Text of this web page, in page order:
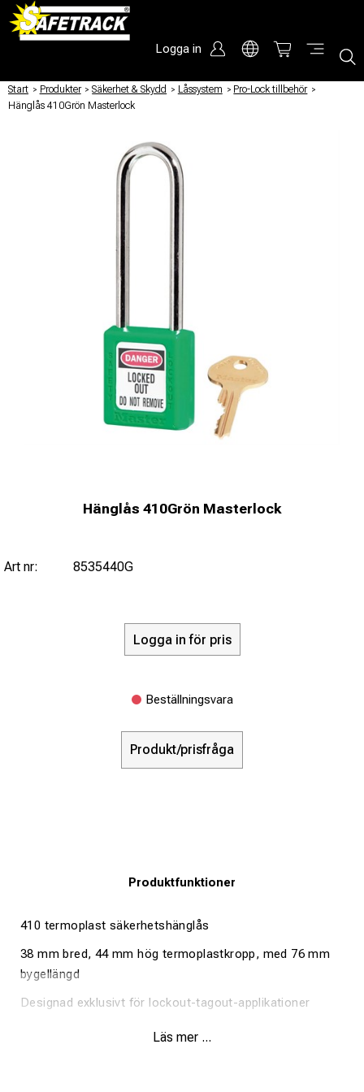
Logga in
Start / Produkter / Säkerhet & Skydd / Låssystem / Pro-Lock tillbehör /
Hänglås 410Grön Masterlock
Hänglås 410Grön Masterlock
Art nr: 8535440G
Logga in för pris
Beställningsvara
Produkt/prisfråga
Produktfunktioner
410 termoplast säkerhetshänglås
38 mm bred, 44 mm hög termoplastkropp, med 76 mm
bygellängd
Designad exklusivt för lockout-tagout-applikationer
Slitstark, lätt, icke-ledande termoplastisk låskropp
Läs mer ...